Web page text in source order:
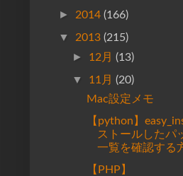
► 2014 (166)
▼ 2013 (215)
► 12月 (13)
▼ 11月 (20)
Mac設定メモ
【python】
ストールしたパ
一覧を確認する
【PHP】